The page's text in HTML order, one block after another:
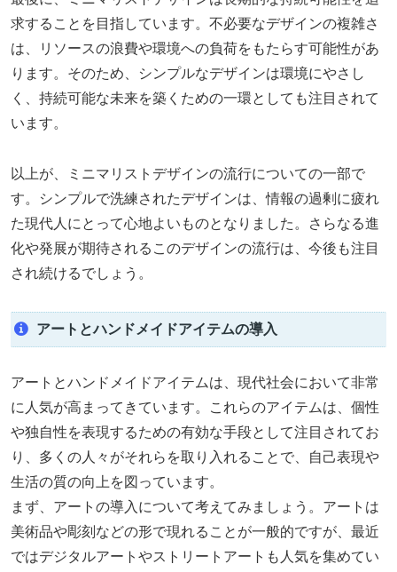
求することを目指しています。不必要なデザインの複雑さ
は、リソースの浪費や環境への負荷をもたらす可能性があ
ります。そのため、シンプルなデザインは環境にやさし
く、持続可能な未来を築くための一環としても注目されて
います。
以上が、ミニマリストデザインの流行についての一部で
す。シンプルで洗練されたデザインは、情報の過剰に疲れ
た現代人にとって心地よいものとなりました。さらなる進
化や発展が期待されるこのデザインの流行は、今後も注目
され続けるでしょう。
アートとハンドメイドアイテムの導入
アートとハンドメイドアイテムは、現代社会において非常
に人気が高まってきています。これらのアイテムは、個性
や独自性を表現するための有効な手段として注目されてお
り、多くの人々がそれらを取り入れることで、自己表現や
生活の質の向上を図っています。
まず、アートの導入について考えてみましょう。アートは
美術品や彫刻などの形で現れることが一般的ですが、最近
ではデジタルアートやストリートアートも人気を集めてい